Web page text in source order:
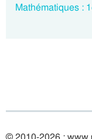
Mathématiques :